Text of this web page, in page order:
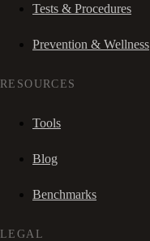
Tests & Procedures
Prevention & Wellness
RESOURCES
Tools
Blog
Benchmarks
LEGAL